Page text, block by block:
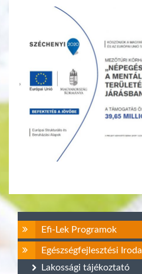
Efi-Lek Programok
Egészségfejlesztési Iroda
Lakossági tájékoztató